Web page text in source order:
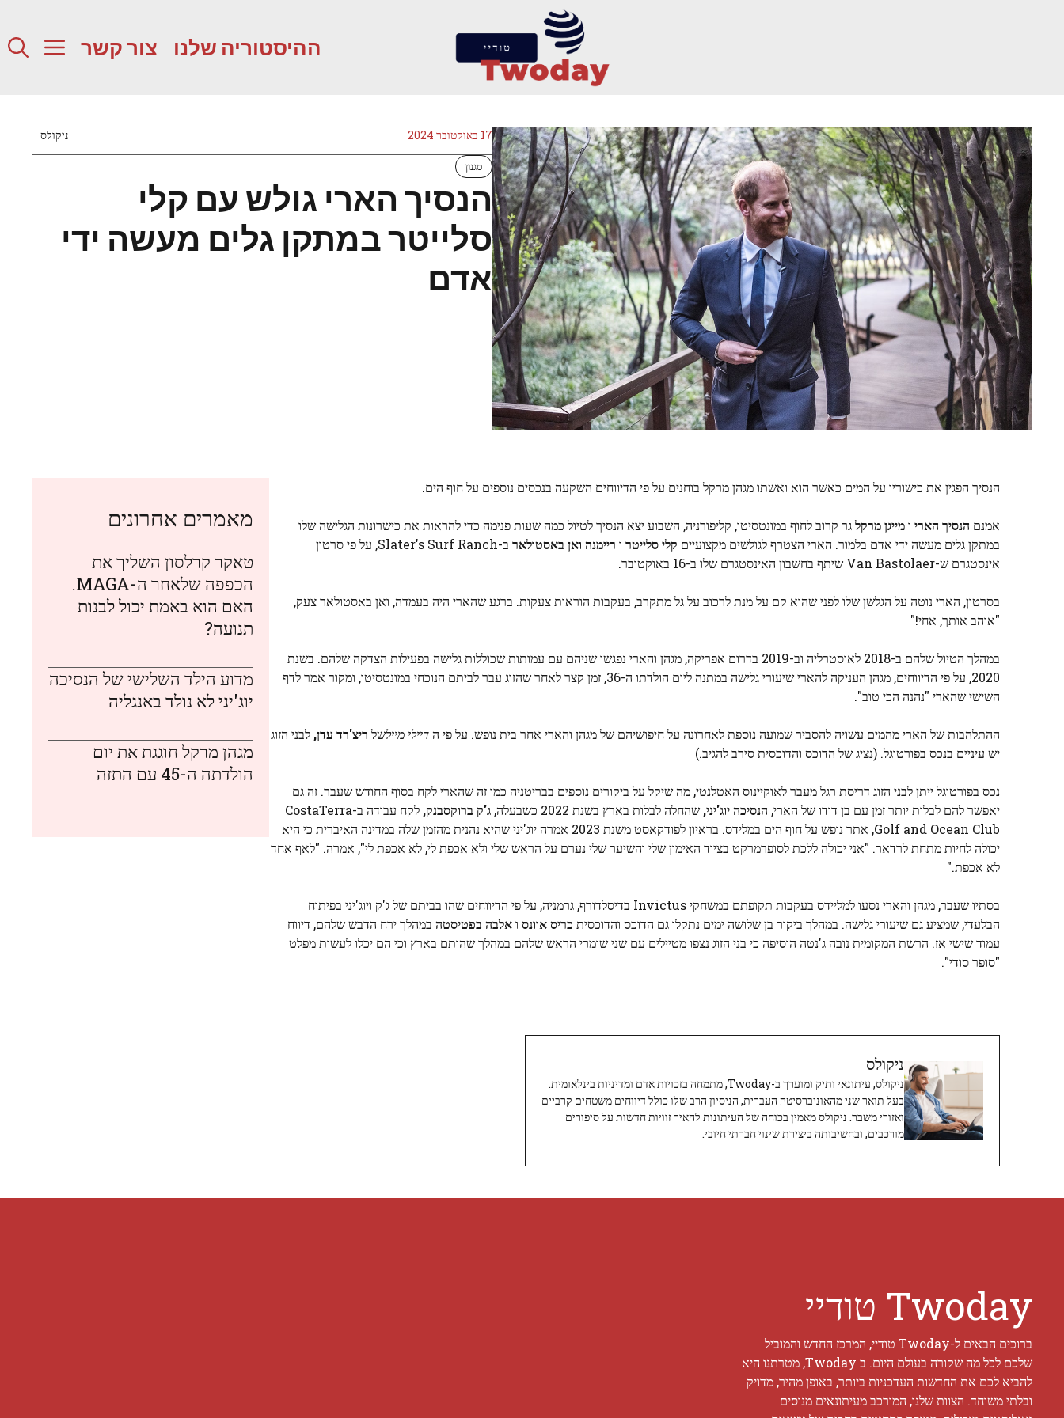
ההיסטוריה שלנו צור קשר
17 באוקטובר 2024 ניקולס
סגנון
הנסיך הארי גולש עם קלי
סלייטר במתקן גלים מעשה ידי
אדם
הנסיך הפגין את כישוריו על המים כאשר הוא ואשתו מגהן מרקל בוחנים על פי הדיווחים השקעה בנכסים נוספים על חוף הים.
אמנם הנסיך הארי ומייגן מרקלגר קרוב לחוף במונטסיטו, קליפורניה, השבוע יצא הנסיך לטיול כמה שעות פנימה כדי להראות את כישרונות הגלישה שלו
במתקן גלים מעשה ידי אדם בלמור. הארי הצטרף לגולשים מקצועיים קלי סלייטר ו ריימנה ואן באסטולאר
ב-Slater's Surf Ranch, על פי סרטון
אינסטגרם ש-Van Bastolaer שיתף בחשבון האינסטגרם שלו ב-16 באוקטובר.
בסרטון, הארי נוטה על הגלשן שלו לפני שהוא קם על מנת לרכוב על גל מתקרב, בעקבות הוראות צעקות. ברגע שהארי היה בעמדה, ואן באסטולאר צעק,
"אוהב אותך, אחי!"
במהלך הטיול שלהם ב-2018 לאוסטרליה וב-2019 בדרום אפריקה, מגהן והארי נפגשו שניהם עם עמותות שכוללות גלישה בפעילות הצדקה שלהם. בשנת
2020, על פי הדיווחים, מגהן העניקה להארי שיעורי גלישה במתנה ליום הולדתו ה-36, זמן קצר לאחר שהזוג עבר לביתם הנוכחי במונטסיטו, ומקור אמר לדף
השישי שהארי "נהנה הכי טוב".
ההתלהבות של הארי מהמים עשויה להסביר שמועה נוספת לאחרונה על חיפושיהם של מגהן והארי אחר בית נופש. על פי הדיילי מיילשל ריצ'רד עדן, לבני הזוג
יש עיניים בנכס בפורטוגל. (נציג של הדוכס והדוכסית סירב להגיב.)
נכס בפורטוגל ייתן לבני הזוג דריסת רגל מעבר לאוקיינוס ​​האטלנטי, מה שיקל על ביקורים נוספים בבריטניה כמו זה שהארי לקח בסוף החודש שעבר. זה גם
יאפשר להם לבלות יותר זמן עם בן דודו של הארי, הנסיכה יוג'יני, שהחלה לבלות בארץ בשנת 2022 כשבעלה, ג'ק ברוקסבנק,
לקח עבודה ב-CostaTerra
Golf and Ocean Club, אתר נופש על חוף הים במלידס. בראיון לפודקאסט משנת 2023 אמרה יוג'יני שהיא נהנית מהזמן שלה במדינה האיברית כי היא
יכולה לחיות מתחת לרדאר. "אני יכולה ללכת לסופרמרקט בציוד האימון שלי והשיער שלי נערם על הראש שלי ולא אכפת לי, לא אכפת לי", אמרה. "לאף אחד
לא אכפת."
בסתיו שעבר, מגהן והארי נסעו למליידס בעקבות תקופתם במשחקי Invictus בדיסלדורף, גרמניה, על פי הדיווחים שהו בביתם של ג'ק ויוג'יני בפיתוח
הבלעדי, שמציע גם שיעורי גלישה. במהלך ביקור בן שלושה ימים נתקלו גם הדוכס והדוכסית כריס אוונס ואלבה בפטיסטה במהלך ירח הדבש שלהם, דיווח
עמוד שישי אז. הרשת המקומית נובה ג'נטה הוסיפה כי בני הזוג נצפו מטיילים עם שני שומרי הראש שלהם במהלך שהותם בארץ וכי הם יכלו לעשות מפלט
"סופר סודי".
ניקולס
ניקולס, עיתונאי ותיק ומוערך ב-Twoday, מתמחה בזכויות אדם ומדיניות בינלאומית.
בעל תואר שני מהאוניברסיטה העברית, הניסיון הרב שלו כולל דיווחים משטחים קרביים
ואזורי משבר. ניקולס מאמין בכוחה של העיתונות להאיר זוויות חדשות על סיפורים
מורכבים, ובחשיבותה ביצירת שינוי חברתי חיובי.
מאמרים אחרונים
טאקר קרלסון השליך את
הכפפה שלאחר ה-MAGA.
האם הוא באמת יכול לבנות
תנועה?
מדוע הילד השלישי של הנסיכה
יוג'יני לא נולד באנגליה
מגהן מרקל חוגגת את יום
הולדתה ה-45 עם התזה
Twoday טודיי
ברוכים הבאים ל-Twoday טודיי, המרכז החדש והמוביל
שלכם לכל מה שקורה בעולם היום. ב Twoday, מטרתנו היא
להביא לכם את החדשות העדכניות ביותר, באופן מהיר, מדויק
ובלתי משוחד. הצוות שלנו, המורכב מעיתונאים מנוסים